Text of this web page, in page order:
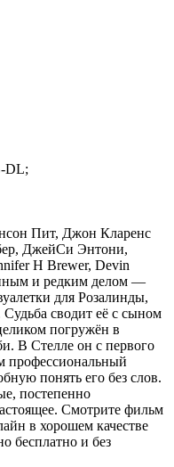
DL;
Пит, Джон Кларенс
ДжейСи Энтони,
H Brewer, Devin
и редким делом —
для Розалинды,
сводит её с сыном
погружён в
В Стелле он с первого
профессиональный
понять его без слов.
постепенно
Смотрите фильм
в хорошем качестве
бесплатно и без